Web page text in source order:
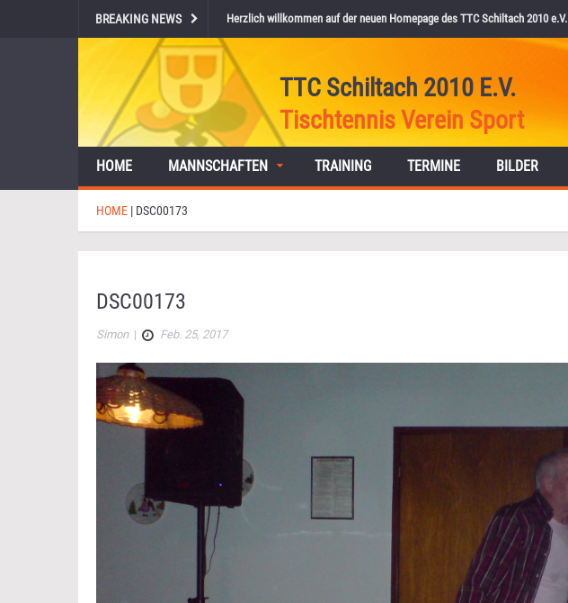
BREAKING NEWS Herzlich willkommen auf der neuen Homepage des TTC Schiltach 2010 e.V.
TTC Schiltach 2010 E.V.
Tischtennis Verein Sport
HOME MANNSCHAFTEN TRAINING TERMINE BILDER
HOME | DSC00173
DSC00173
Simon| Feb. 25, 2017